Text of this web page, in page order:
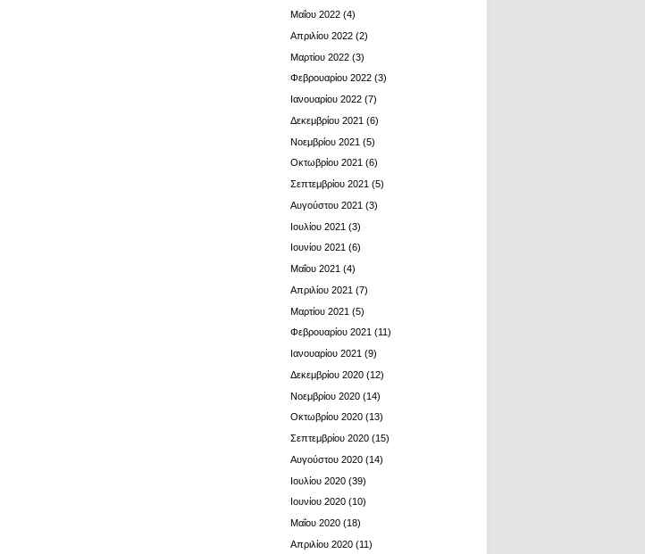
Μαΐου 2022 (4)
Απριλίου 2022 (2)
Μαρτίου 2022 (3)
Φεβρουαρίου 2022 (3)
Ιανουαρίου 2022 (7)
Δεκεμβρίου 2021 (6)
Νοεμβρίου 2021 (5)
Οκτωβρίου 2021 (6)
Σεπτεμβρίου 2021 (5)
Αυγούστου 2021 (3)
Ιουλίου 2021 (3)
Ιουνίου 2021 (6)
Μαΐου 2021 (4)
Απριλίου 2021 (7)
Μαρτίου 2021 (5)
Φεβρουαρίου 2021 (11)
Ιανουαρίου 2021 (9)
Δεκεμβρίου 2020 (12)
Νοεμβρίου 2020 (14)
Οκτωβρίου 2020 (13)
Σεπτεμβρίου 2020 (15)
Αυγούστου 2020 (14)
Ιουλίου 2020 (39)
Ιουνίου 2020 (10)
Μαΐου 2020 (18)
Απριλίου 2020 (11)